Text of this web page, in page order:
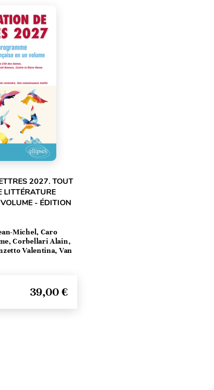
2027. TOUT
LITTÉRATURE
- ÉDITION
Michel, Caro
Corbellari Alain,
Valentina, Van
39,00 €